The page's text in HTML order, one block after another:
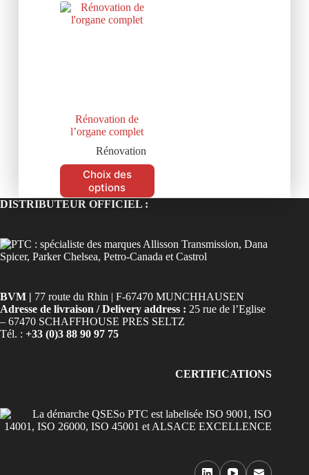
Rénovation de
l’organe complet
Rénovation
Choix des
options
DISTRIBUTEUR OFFICIEL :
BVM | 77 route du Rhin | F-67470 MUNCHHAUSEN
Adresse de livraison / Delivery address : 25 rue de l’Eglise
– 67470 SCHAFFHOUSE PRES SELTZ
Tél. : +33 (0)3 88 90 97 75
CERTIFICATIONS